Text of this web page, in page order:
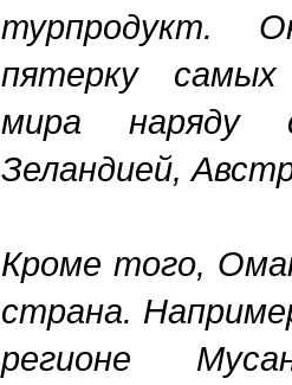
турпродукт.
пятерку
мира наряду
Зеландией,
Кроме того,
страна.
регионе